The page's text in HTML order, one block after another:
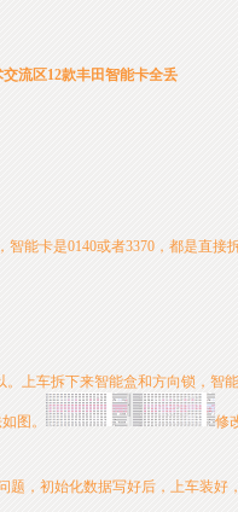
流区12款丰田智能卡全丢
能卡是0140或者3370，都是直接
上车拆下来智能盒和方向锁，智
图。
修
，初始化数据写好后，上车装好